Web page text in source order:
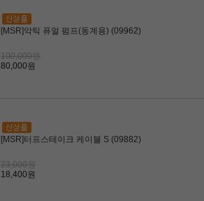
[MSR]악틱 퓨얼 펌프(동계용) (09962)
100,000원
80,000원
[MSR]터프스테이크 케이블 S (09882)
23,000원
18,400원